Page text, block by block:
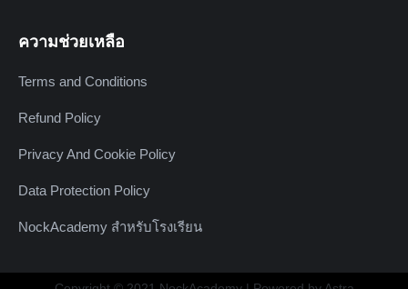
ความช่วยเหลือ
Terms and Conditions
Refund Policy
Privacy And Cookie Policy
Data Protection Policy
NockAcademy สำหรับโรงเรียน